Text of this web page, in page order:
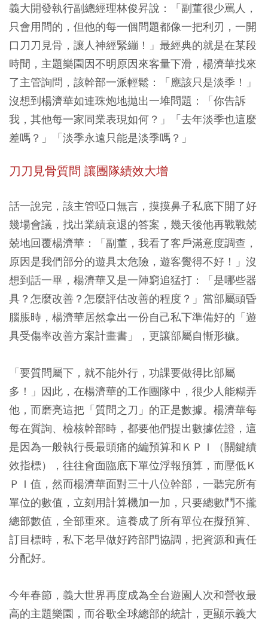
義大開發執行副總經理林俊昇說：「副董很少罵人，
只會用問的，但他的每一個問題都像一把利刃，一開
口刀刀見骨，讓人神經緊繃！」最經典的就是在某段
時間，主題樂園因不明原因來客量下滑，楊濟華找來
了主管詢問，該幹部一派輕鬆：「應該只是淡季！」
沒想到楊濟華如連珠炮地拋出一堆問題：「你告訴
我，其他每一家同業表現如何？」「去年淡季也這麼
差嗎？」「淡季永遠只能是淡季嗎？」
刀刀見骨質問 讓團隊績效大增
話一說完，該主管啞口無言，摸摸鼻子私底下開了好
幾場會議，找出業績衰退的答案，幾天後他再戰戰兢
兢地回覆楊濟華：「副董，我看了客戶滿意度調查，
原因是我們部分的遊具太危險，遊客覺得不好！」沒
想到話一畢，楊濟華又是一陣窮追猛打：「是哪些器
具？怎麼改善？怎麼評估改善的程度？」當部屬頭昏
腦脹時，楊濟華居然拿出一份自己私下準備好的「遊
具受傷率改善方案計畫書」，更讓部屬自慚形穢。
「要質問屬下，就不能外行，功課要做得比部屬
多！」因此，在楊濟華的工作團隊中，很少人能糊弄
他，而磨亮這把「質問之刀」的正是數據。楊濟華每
每在質詢、檢核幹部時，都要他們提出數據佐證，這
是因為一般執行長最頭痛的編預算和ＫＰＩ（關鍵績
效指標），往往會面臨底下單位浮報預算，而壓低Ｋ
ＰＩ值，然而楊濟華面對三十八位幹部，一聽完所有
單位的數值，立刻用計算機加一加，只要總數鬥不攏
總部數值，全部重來。這養成了所有單位在擬預算、
訂目標時，私下老早做好跨部門協調，把資源和責任
分配好。
今年春節，義大世界再度成為全台遊園人次和營收最
高的主題樂園，而谷歌全球總部的統計，更顯示義大